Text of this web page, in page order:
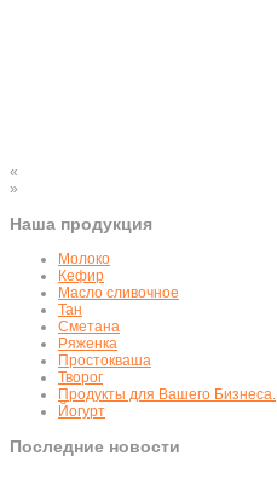
«
»
Наша продукция
Молоко
Кефир
Масло сливочное
Тан
Сметана
Ряженка
Простокваша
Творог
Продукты для Вашего Бизнеса.
Йогурт
Последние новости